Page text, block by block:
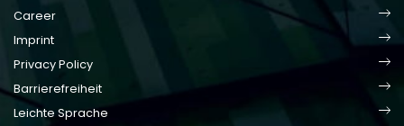
Career
Imprint
Privacy Policy
Barrierefreiheit
Leichte Sprache